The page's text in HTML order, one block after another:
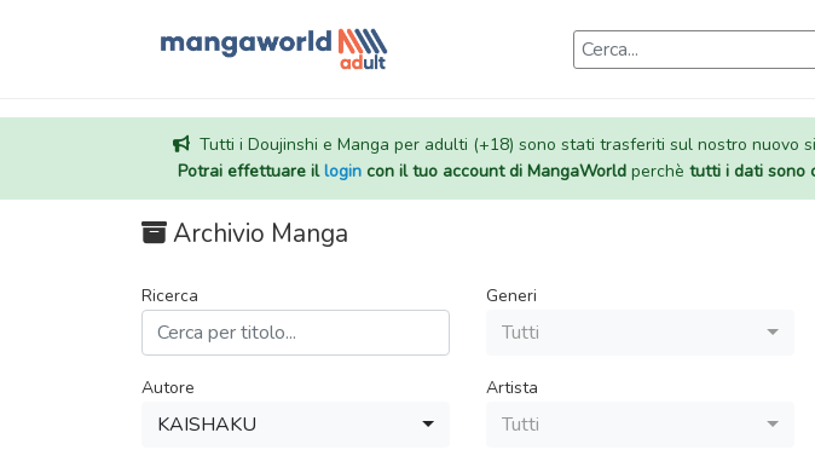
Tutti i Doujinshi e Manga per adulti (+18) sono stati trasferiti sul nostro nuovo
Potrai effettuare illogincon il tuo account di MangaWorldperchè tutti i dati sono
Archivio Manga
Ricerca Generi
Tutti
Autore
KAISHAKU
Artista
Tutti